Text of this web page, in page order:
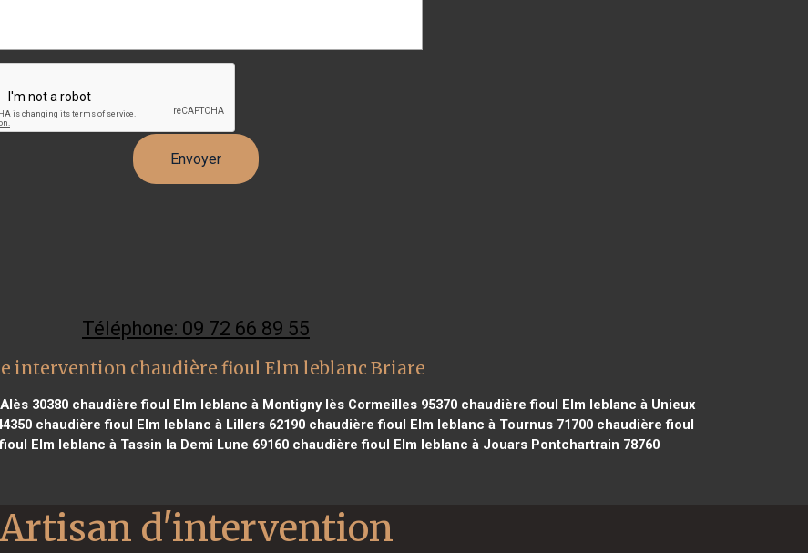
Téléphone: 09 72 66 89 55
intervention chaudière fioul Elm leblanc Briare
30380 chaudière fioul Elm leblanc à Montigny lès Cormeilles 95370 chaudière fioul Elm leblanc à Unieux
chaudière fioul Elm leblanc à Lillers 62190chaudière fioul Elm leblanc à Tournus 71700chaudière fioul
Elm leblanc à Tassin la Demi Lune 69160 chaudière fioul Elm leblanc à Jouars Pontchartrain 78760
Artisan d'intervention